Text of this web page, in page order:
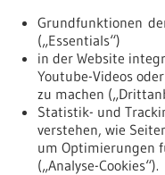
Nach oben
Grundfunktionen
(„Essentials“)
in der Website
Youtube-Videos
zu machen
Statistik- und
verstehen, wie
um Optimierungen
(„Analyse-Cookies“).